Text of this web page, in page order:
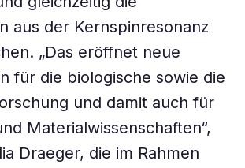
aus der Kernspinresonanz
„Das eröffnet neue
für die biologische sowie die
und damit auch für
Materialwissenschaften“,
Draeger, die im Rahmen